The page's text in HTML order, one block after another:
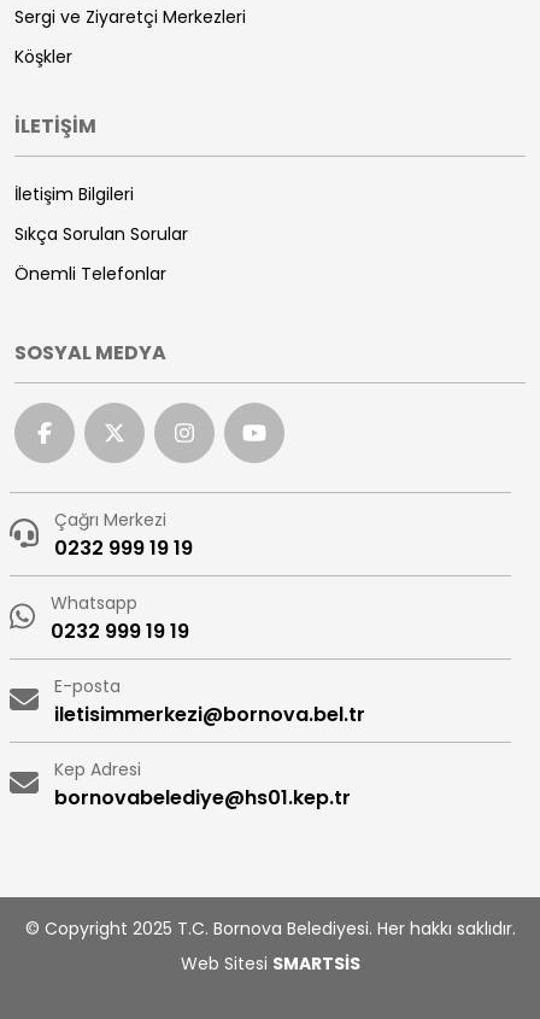
Sergi ve Ziyaretçi Merkezleri
Köşkler
İLETİŞİM
İletişim Bilgileri
Sıkça Sorulan Sorular
Önemli Telefonlar
SOSYAL MEDYA
Çağrı Merkezi
0232 999 19 19
Whatsapp
0232 999 19 19
E-posta
iletisimmerkezi@bornova.bel.tr
Kep Adresi
bornovabelediye@hs01.kep.tr
© Copyright 2025 T.C. Bornova Belediyesi. Her hakkı saklıdır.
Web Sitesi SMARTSİS